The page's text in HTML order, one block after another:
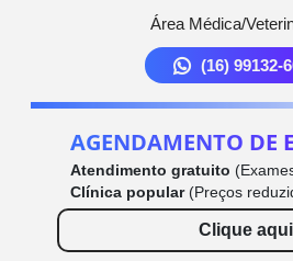
Área Médica/
(16) 99132-
AGENDAMENTO DE
Atendimento gratuito
Clínica popular(Preços
Clique aqui